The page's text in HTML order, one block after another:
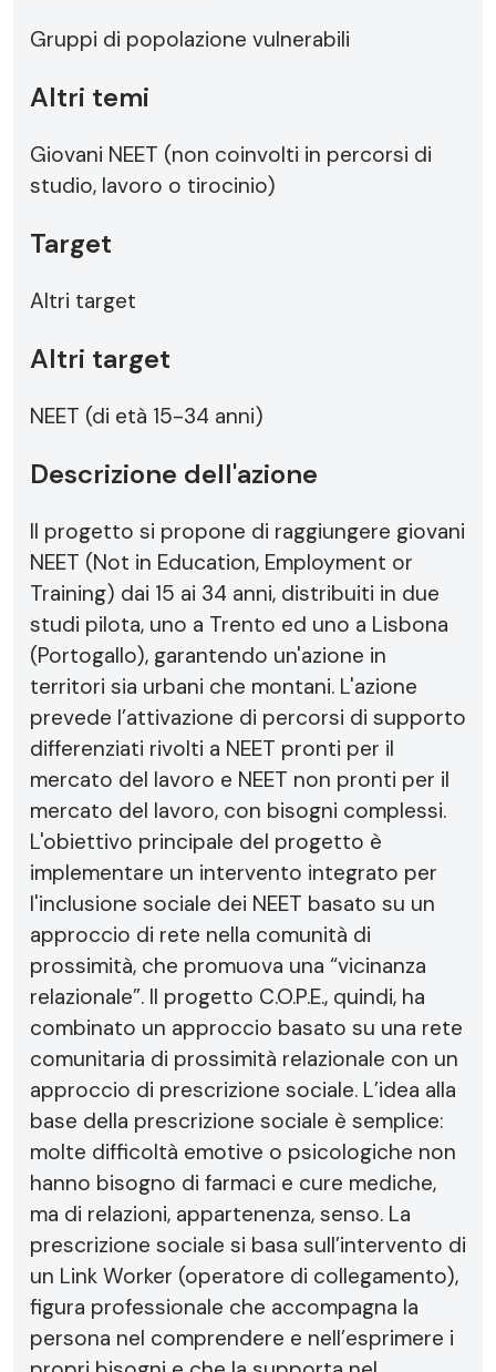
Gruppi di popolazione vulnerabili
Altri temi
Giovani NEET (non coinvolti in percorsi di
studio, lavoro o tirocinio)
Target
Altri target
Altri target
NEET (di età 15-34 anni)
Descrizione dell'azione
Il progetto si propone di raggiungere giovani
NEET (Not in Education, Employment or
Training) dai 15 ai 34 anni, distribuiti in due
studi pilota, uno a Trento ed uno a Lisbona
(Portogallo), garantendo un'azione in
territori sia urbani che montani. L'azione
prevede l’attivazione di percorsi di supporto
differenziati rivolti a NEET pronti per il
mercato del lavoro e NEET non pronti per il
mercato del lavoro, con bisogni complessi.
L'obiettivo principale del progetto è
implementare un intervento integrato per
l'inclusione sociale dei NEET basato su un
approccio di rete nella comunità di
prossimità, che promuova una “vicinanza
relazionale”. Il progetto C.O.P.E., quindi, ha
combinato un approccio basato su una rete
comunitaria di prossimità relazionale con un
approccio di prescrizione sociale. L’idea alla
base della prescrizione sociale è semplice:
molte difficoltà emotive o psicologiche non
hanno bisogno di farmaci e cure mediche,
ma di relazioni, appartenenza, senso. La
prescrizione sociale si basa sull’intervento di
un Link Worker (operatore di collegamento),
figura professionale che accompagna la
persona nel comprendere e nell’esprimere i